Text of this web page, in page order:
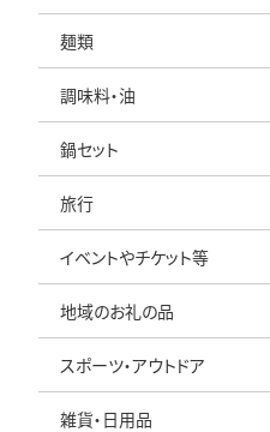
麺類
調味料・油
鍋セット
旅行
イベントやチケット等
地域のお礼の品
スポーツ・アウトドア
雑貨・日用品